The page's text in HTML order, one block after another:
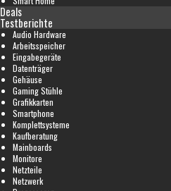
Deals
Testberichte
Audio Hardware
Arbeitsspeicher
Eingabegeräte
Datenträger
Gehäuse
Gaming Stühle
Grafikkarten
Smartphone
Komplettsysteme
Kaufberatung
Mainboards
Monitore
Netzteile
Netzwerk